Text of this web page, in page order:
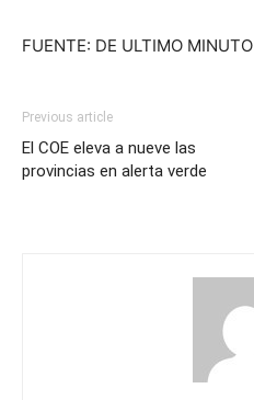
FUENTE: DE ULTIMO MINUTO
Previous article
El COE eleva a nueve las
provincias en alerta verde